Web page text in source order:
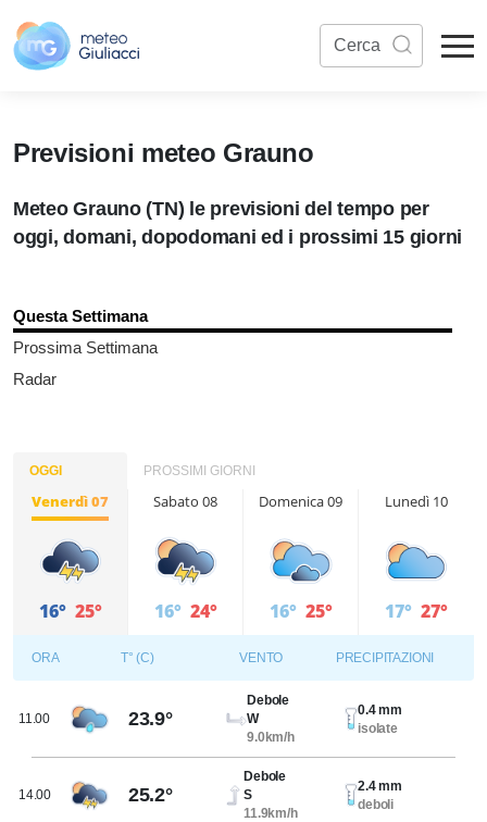
Previsioni meteo Grauno
Meteo Grauno (TN) le previsioni del tempo per
oggi, domani, dopodomani ed i prossimi 15 giorni
Questa Settimana
Prossima Settimana
Radar
OGGI PROSSIMI GIORNI
Venerdì 07
16° 25°
Sabato 08
16° 24°
Domenica 09
16° 25°
Lunedì 10
17° 27°
ORA T° (C) VENTO PRECIPITAZIONI
11.00 23.9°
Debole
W
9.0km/h
0.4 mm
isolate
14.00 25.2°
Debole
S
11.9km/h
2.4 mm
deboli